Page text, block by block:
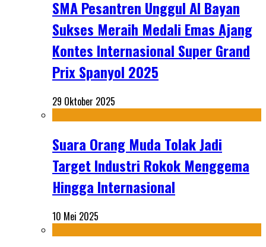
SMA Pesantren Unggul Al Bayan
Sukses Meraih Medali Emas Ajang
Kontes Internasional Super Grand
Prix Spanyol 2025
29 Oktober 2025
Suara Orang Muda Tolak Jadi
Target Industri Rokok Menggema
Hingga Internasional
10 Mei 2025